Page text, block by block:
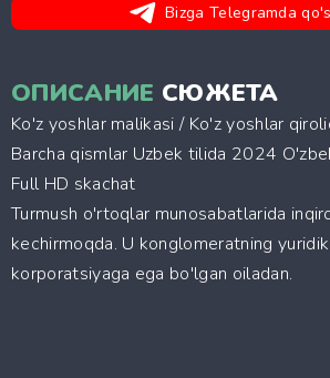
Bizga Telegramda
ОПИСАНИЕ СЮЖЕТА
Ko'z yoshlar malikasi / Ko'z yoshlar
Barcha qismlar Uzbek tilida 2024
Full HD skachat
Turmush o'rtoqlar munosabatlarida
kechirmoqda. U konglomeratning
korporatsiyaga ega bo'lgan oiladan.